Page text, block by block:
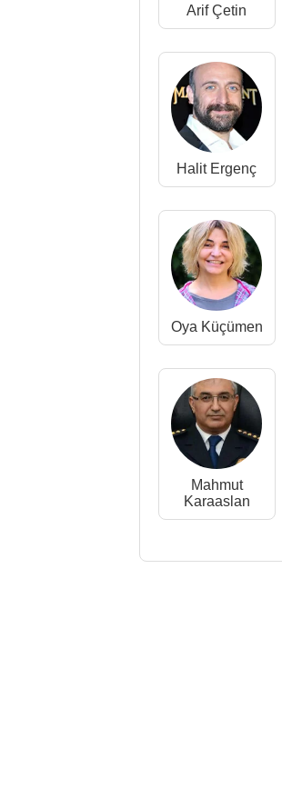
Arif Çetin
Halit Ergenç
Oya Küçümen
Mahmut
Karaaslan